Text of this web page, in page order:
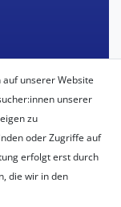
unserer Website
unserer
zu
oder Zugriffe auf
erfolgt erst durch
die wir in den